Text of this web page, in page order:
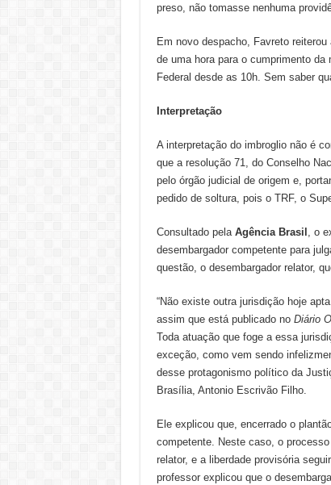
preso, não tomasse nenhuma
Em novo despacho, Favreto
de uma hora para o cumprimento
Federal desde as 10h. Sem saber
Interpretação
A interpretação do imbroglio não é
que a resolução 71, do Conselho
pelo órgão judicial de origem e,
pedido de soltura, pois o TRF, o
Consultado pela Agência Brasil , o
desembargador competente para
questão, o desembargador relator,
“Não existe outra jurisdição hoje
assim que está publicado no Diário
Toda atuação que foge a essa
exceção, como vem sendo
desse protagonismo político da
Brasília, Antonio Escrivão Filho.
Ele explicou que, encerrado o
competente. Neste caso, o
relator, e a liberdade provisória
professor explicou que o